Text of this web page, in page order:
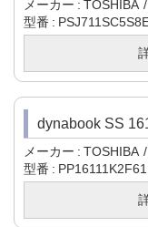
メーカー TOSHIBA
型番
dynabook SS
メーカー TOSHIBA
型番